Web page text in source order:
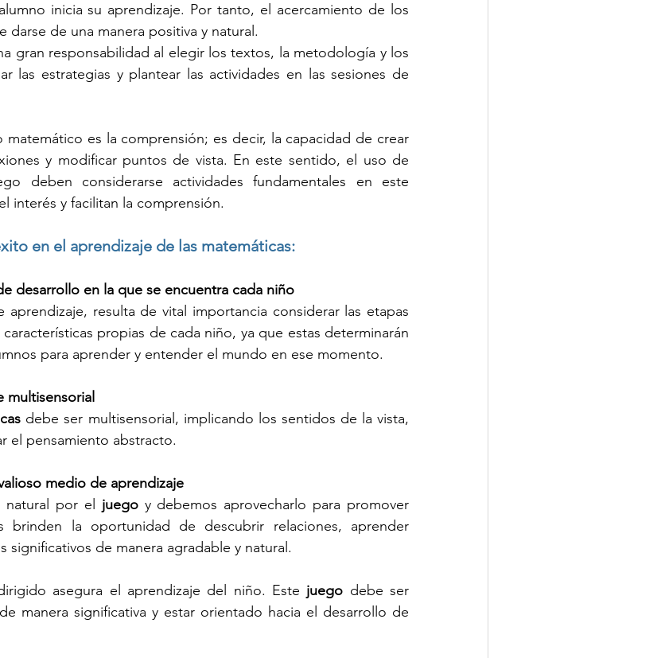
inicia su aprendizaje. Por tanto, el acercamiento de los
darse de una manera positiva y natural.
gran responsabilidad al elegir los textos, la metodología y los
las estrategias y plantear las actividades en las sesiones de
matemático es la comprensión; es decir, la capacidad de crear
y modificar puntos de vista. En este sentido, el uso de
deben considerarse actividades fundamentales en este
interés y facilitan la comprensión.
en el aprendizaje de las matemáticas:
desarrollo en la que se encuentra cada niño
aprendizaje, resulta de vital importancia considerar las etapas
propias de cada niño, ya que estas determinarán
para aprender y entender el mundo en ese momento.
multisensorial
debe ser multisensorial, implicando los sentidos de la vista,
el pensamiento abstracto.
medio de aprendizaje
natural por el juego
brinden la oportunidad de descubrir relaciones, aprender
significativos de manera agradable y natural.
asegura el aprendizaje del niño. Este juego debe ser
manera significativa y estar orientado hacia el desarrollo de